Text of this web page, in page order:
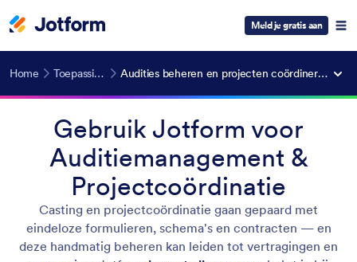
Meld je gratis aan
Home Toepassing Audities beheren en projecten coördineren
Gebruik Jotform voor
Auditiemanagement &
Projectcoördinatie
Casting en projectcoördinatie gaan gepaard met
eindeloze formulieren, schema's en contracten — en
deze handmatig beheren kan leiden tot vertragingen en